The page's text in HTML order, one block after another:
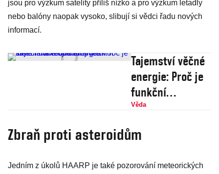
jsou pro výzkum satelity příliš nízko a pro výzkum letadly
nebo balóny naopak vysoko, slibují si vědci řadu nových
informací.
Tajemství věčné
energie: Proč je
funkční
termojaderný
hudba
Věda
Zbraň proti asteroidům
Jedním z úkolů HAARP je také pozorování meteorických